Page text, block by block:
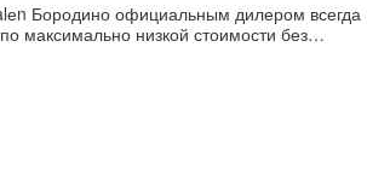
Бородино официальным дилером всегда
максимально низкой стоимости без…